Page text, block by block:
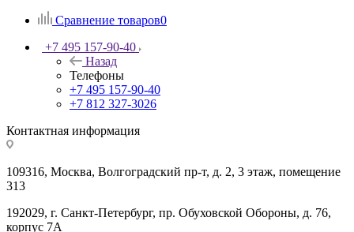
Сравнение товаров0
+7 495 157-90-40
Назад
Телефоны
+7 495 157-90-40
+7 812 327-3026
Контактная информация
109316, Москва, Волгоградский пр-т, д. 2, 3 этаж, помещение
313
192029, г. Санкт-Петербург, пр. Обуховской Обороны, д. 76,
корпус 7А